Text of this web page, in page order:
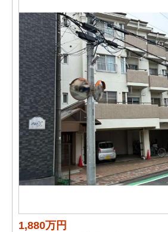
1,880万円